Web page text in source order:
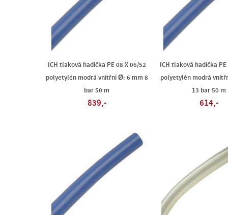
ICH tlaková hadička PE 08 X 06/52
polyetylén modrá vnitřní Ø: 6 mm 8
bar 50 m
839,-
ICH tlaková hadička
polyetylén modrá
13 bar 50 m
614,-